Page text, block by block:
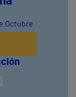
Octubre